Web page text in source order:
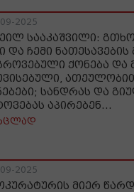
2025
სააკაშვილი:
და ჩემი
ქონება და
სანდრას და
აპირებენ...
2025
მიერ